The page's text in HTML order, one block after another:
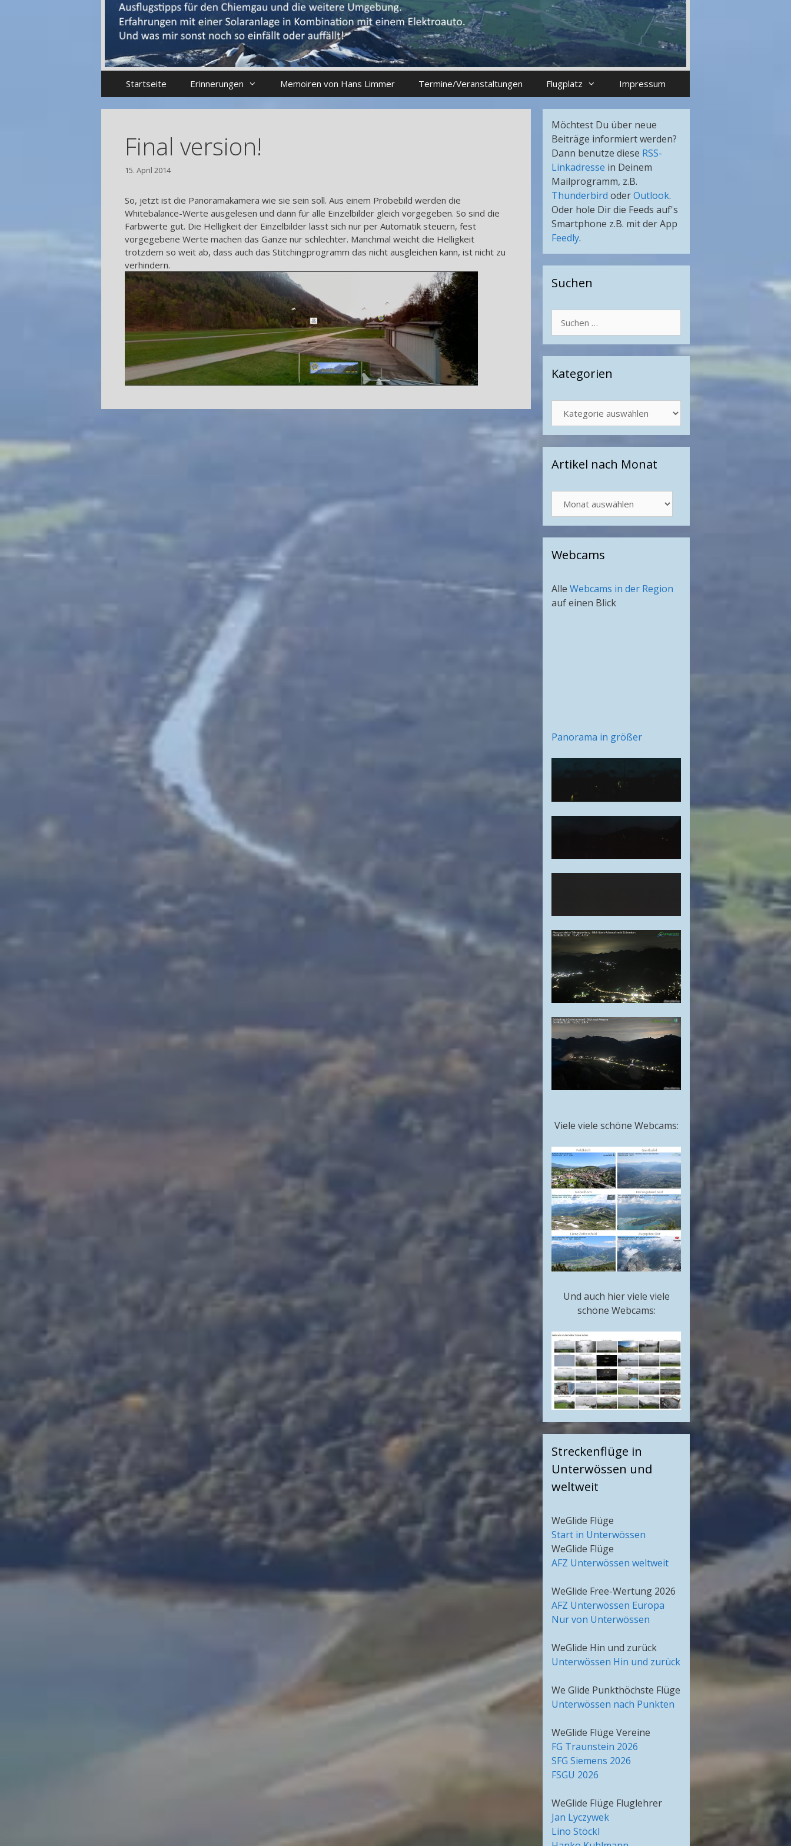
Startseite Erinnerungen Memoiren von Hans Limmer Termine/Veranstaltungen Flugplatz Impressum
Final version!
15. April 2014
So, jetzt ist die Panoramakamera wie sie sein soll. Aus einem Probebild werden die
Whitebalance-Werte ausgelesen und dann für alle Einzelbilder gleich vorgegeben. So sind die
Farbwerte gut. Die Helligkeit der Einzelbilder lässt sich nur per Automatik steuern, fest
vorgegebene Werte machen das Ganze nur schlechter. Manchmal weicht die Helligkeit
trotzdem so weit ab, dass auch das Stitchingprogramm das nicht ausgleichen kann, ist nicht zu
verhindern.
Möchtest Du über neue
Beiträge informiert werden?
Dann benutze diese RSS-
Linkadresse in Deinem
Mailprogramm, z.B.
Thunderbird oderOutlook.
Oder hole Dir die Feeds auf's
Smartphone z.B. mit der App
Feedly.
Suchen
nach:
Kategorien
Artikel nach Monat
nach
Monat
Webcams
Alle Webcams in der Region
auf einen Blick
Panorama in größer
Viele viele schöne Webcams:
Und auch hier viele viele
schöne Webcams:
Streckenflüge in
Unterwössen und
weltweit
WeGlide Flüge
Start in Unterwössen
WeGlide Flüge
AFZ Unterwössen weltweit
WeGlide Free-Wertung 2026
AFZ Unterwössen Europa
Nur von Unterwössen
WeGlide Hin und zurück
Unterwössen Hin und zurück
We Glide Punkthöchste Flüge
Unterwössen nach Punkten
WeGlide Flüge Vereine
FG Traunstein 2026
SFG Siemens 2026
FSGU 2026
WeGlide Flüge Fluglehrer
Jan Lyczywek
Lino Stöckl